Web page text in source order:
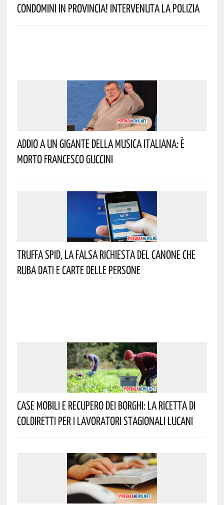
Condomini In Provincia! Intervenuta La Polizia
Addio A Un Gigante Della Musica Italiana: È
Morto Francesco Guccini
Truffa Spid, La Falsa Richiesta Del Canone Che
Ruba Dati E Carte Delle Persone
Case Mobili E Recupero Dei Borghi: La Ricetta Di
Coldiretti Per I Lavoratori Stagionali Lucani